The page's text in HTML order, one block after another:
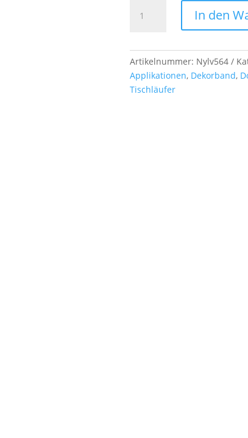
564
eggshell
Menge
In den
Artikelnummer: Nylv564
Applikationen, Dekorband,
Tischläufer